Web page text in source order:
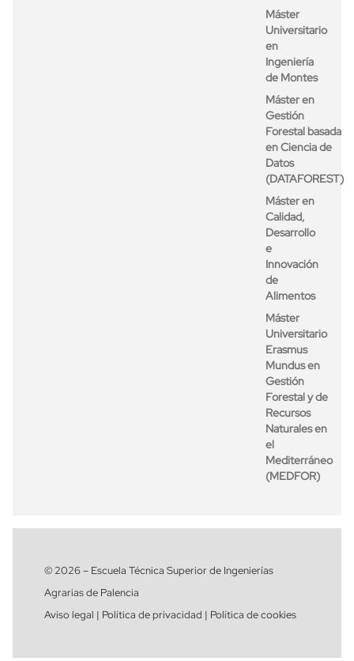
Máster
Universitario
en
Ingeniería
de Montes
Máster en
Gestión
Forestal basada
en Ciencia de
Datos
(DATAFOREST)
Máster en
Calidad,
Desarrollo
e
Innovación
de
Alimentos
Máster
Universitario
Erasmus
Mundus en
Gestión
Forestal y de
Recursos
Naturales en
el
Mediterráneo
(MEDFOR)
© 2026 – Escuela Técnica Superior de Ingenierías
Agrarias de Palencia
Aviso legal | Política de privacidad | Política de cookies